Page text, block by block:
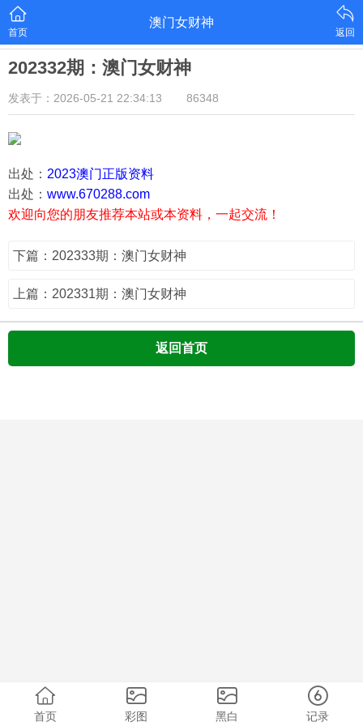
首页
澳门女财神
返回
202332期：澳门女财神
发表于：2026-05-21 22:34:13 86348
出处： 2023澳门正版资料
出处： www.670288.com
欢迎向您的朋友推荐本站或本资料，一起交流！
下篇：202333期：澳门女财神
上篇：202331期：澳门女财神
返回首页
首页 彩图 黑白 记录